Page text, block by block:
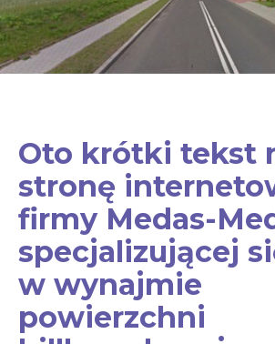
Oto krótki tekst
stronę
firmy Medas-
specjalizującej
w wynajmie
powierzchni